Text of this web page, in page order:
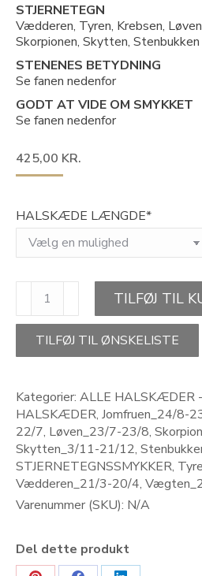
STJERNETEGN
Vædderen, Tyren, Krebsen,
Skorpionen, Skytten, Stenbukken
STENENES BETYDNING
Se fanen nedenfor
GODT AT VIDE OM SMYKKET
Se fanen nedenfor
425,00 KR.
HALSKÆDE LÆNGDE*
STAR
ADVENTURE-
stjernetegnshalskæde
TILFØJ TIL
TILFØJ TIL ØNSKELISTE
Kategorier: ALLE HALSKÆDER
HALSKÆDER, Jomfruen_24/8-
22/7, Løven_23/7-23/8,
Skytten_3/11-21/12,
STJERNETEGNSSMYKKER,
Vædderen_21/3-20/4,
Varenummer (SKU): N/A
Del dette produkt